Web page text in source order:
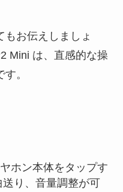
お伝えしましょ
Mini は、直感的な操
。
ホン本体をタップす
り、音量調整が可